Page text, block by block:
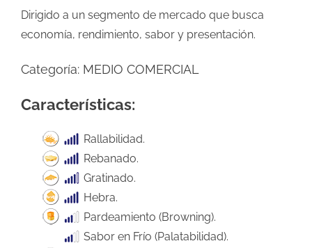
Dirigido a un segmento de mercado que busca
economía, rendimiento, sabor y presentación.
Categoría: MEDIO COMERCIAL
Características:
Rallabilidad.
Rebanado.
Gratinado.
Hebra.
Pardeamiento (Browning).
Sabor en Frío (Palatabilidad).